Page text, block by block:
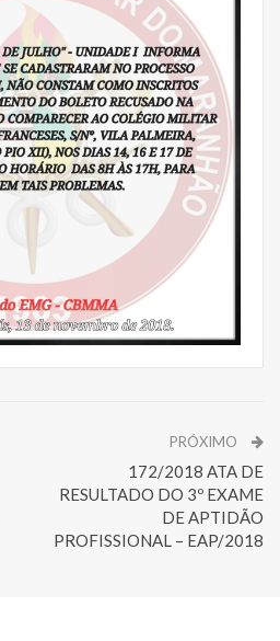
PRÓXIMO
172/2018 ATA DE
RESULTADO DO 3º EXAME
DE APTIDÃO
PROFISSIONAL – EAP/2018